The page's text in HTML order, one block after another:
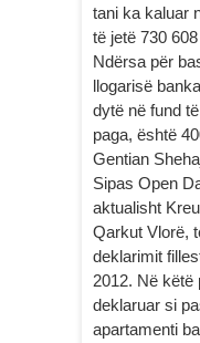
tani ka kaluar
të jetë 730
Ndërsa për
llogarisë
dytë në fund
paga, është
Gentian
Sipas Open
aktualisht
Qarkut Vlorë,
deklarimit
2012. Në këtë
deklaruar si
apartamenti